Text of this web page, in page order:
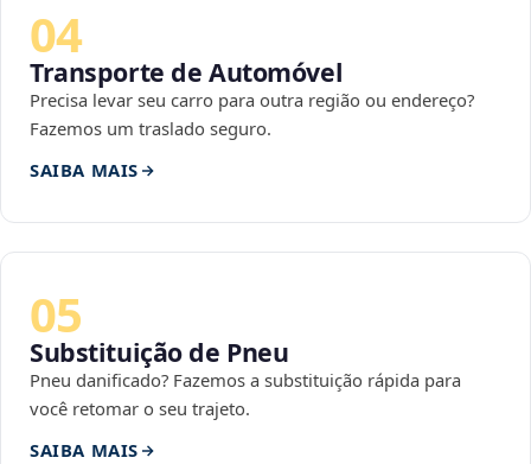
04
Transporte de Automóvel
Precisa levar seu carro para outra região ou endereço?
Fazemos um traslado seguro.
SAIBA MAIS
05
Substituição de Pneu
Pneu danificado? Fazemos a substituição rápida para
você retomar o seu trajeto.
SAIBA MAIS